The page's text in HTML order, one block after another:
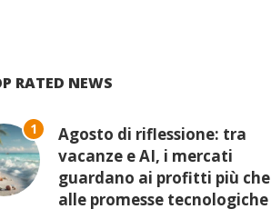
RATED NEWS
1
Agosto di riflessione: tra
vacanze e AI, i mercati
guardano ai profitti più che
alle promesse tecnologiche